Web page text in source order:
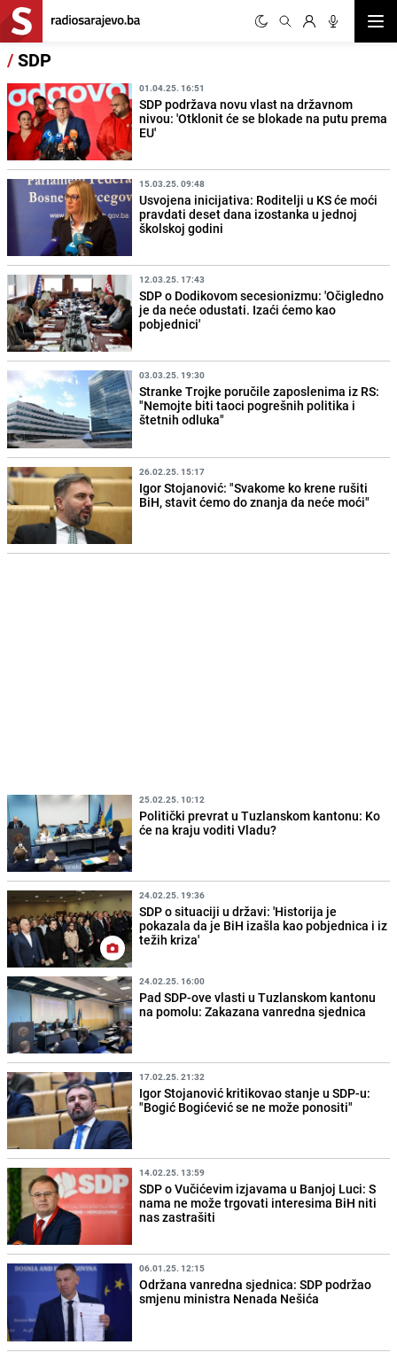
/SDP
01.04.25. 16:51
SDP podržava novu vlast na državnom
nivou: 'Otklonit će se blokade na putu prema
EU'
15.03.25. 09:48
Usvojena inicijativa: Roditelji u KS će moći
pravdati deset dana izostanka u jednoj
školskoj godini
12.03.25. 17:43
SDP o Dodikovom secesionizmu: 'Očigledno
je da neće odustati. Izaći ćemo kao
pobjednici'
03.03.25. 19:30
Stranke Trojke poručile zaposlenima iz RS:
"Nemojte biti taoci pogrešnih politika i
štetnih odluka"
26.02.25. 15:17
Igor Stojanović: "Svakome ko krene rušiti
BiH, stavit ćemo do znanja da neće moći"
25.02.25. 10:12
Politički prevrat u Tuzlanskom kantonu: Ko
će na kraju voditi Vladu?
24.02.25. 19:36
SDP o situaciji u državi: 'Historija je
pokazala da je BiH izašla kao pobjednica i iz
težih kriza'
24.02.25. 16:00
Pad SDP-ove vlasti u Tuzlanskom kantonu
na pomolu: Zakazana vanredna sjednica
17.02.25. 21:32
Igor Stojanović kritikovao stanje u SDP-u:
"Bogić Bogićević se ne može ponositi"
14.02.25. 13:59
SDP o Vučićevim izjavama u Banjoj Luci: S
nama ne može trgovati interesima BiH niti
nas zastrašiti
06.01.25. 12:15
Održana vanredna sjednica: SDP podržao
smjenu ministra Nenada Nešića